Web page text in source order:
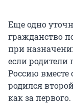
Еще одно
гражданство
при
если родители
Россию вместе
родился
как за